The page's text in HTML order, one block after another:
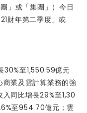
」或「集團」）今日
財年第二季度」或
30%至1,550.59億元
商業及雲計算業務的強
同比增長29%至1,30
至954.70億元；雲